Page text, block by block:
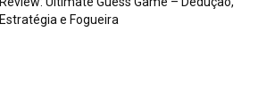
Estratégia e Fogueira